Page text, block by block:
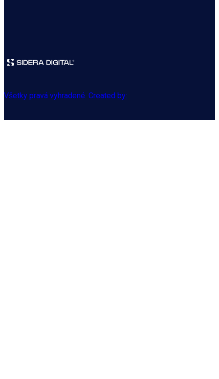
Všetky pravá vyhradené. Created by: